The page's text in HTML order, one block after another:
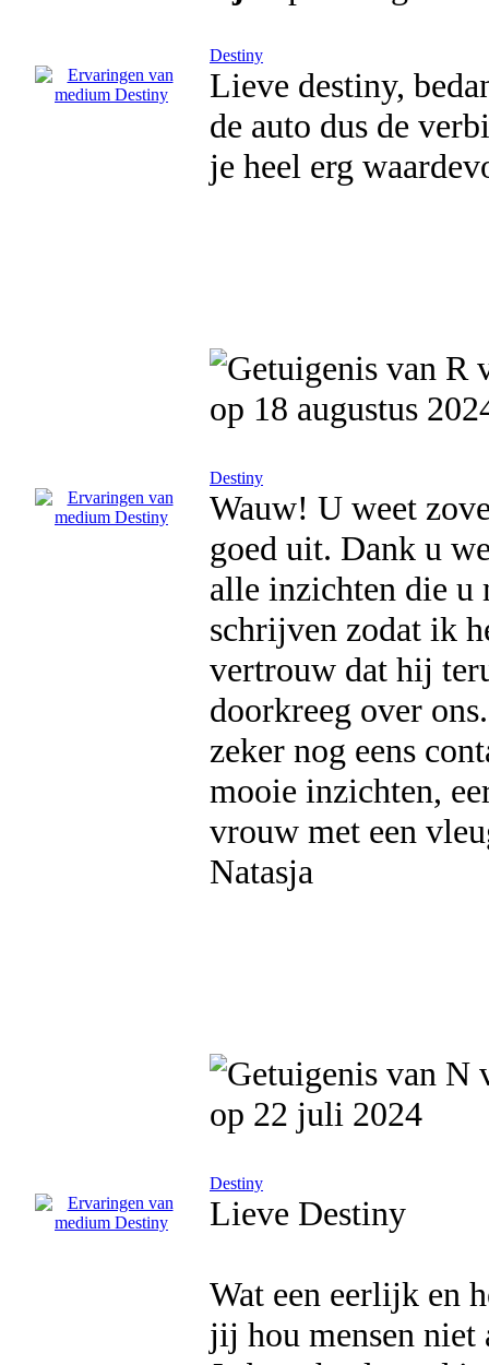
Destiny
Lieve destiny,
de auto dus de
je heel erg
op 18 augustus
Destiny
Wauw! U weet
goed uit. Dank u
alle inzichten die u
schrijven zodat ik
vertrouw dat hij
doorkreeg over
zeker nog eens
mooie inzichten,
vrouw met een
Natasja
op 22 juli 2024
Destiny
Lieve Destiny
Wat een eerlijk en
jij hou mensen niet